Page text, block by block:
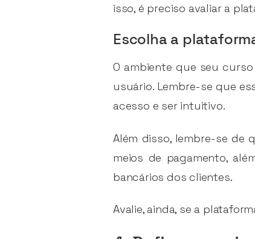
isso, é preciso avaliar a
Escolha a
O ambiente que seu
usuário. Lembre-se que
acesso e ser intuitivo.
Além disso, lembre-se de
meios de pagamento,
bancários dos clientes.
Avalie, ainda, se a